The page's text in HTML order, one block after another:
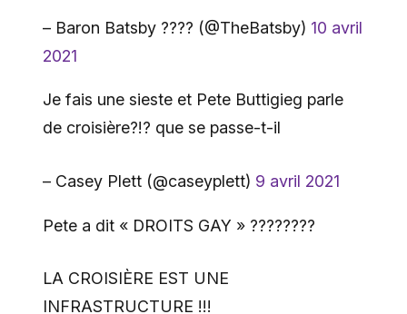
– Baron Batsby ???? (@TheBatsby) 10 avril
2021
Je fais une sieste et Pete Buttigieg parle
de croisière?!? que se passe-t-il
– Casey Plett (@caseyplett) 9 avril 2021
Pete a dit « DROITS GAY » ????️‍????
LA CROISIÈRE EST UNE
INFRASTRUCTURE !!!